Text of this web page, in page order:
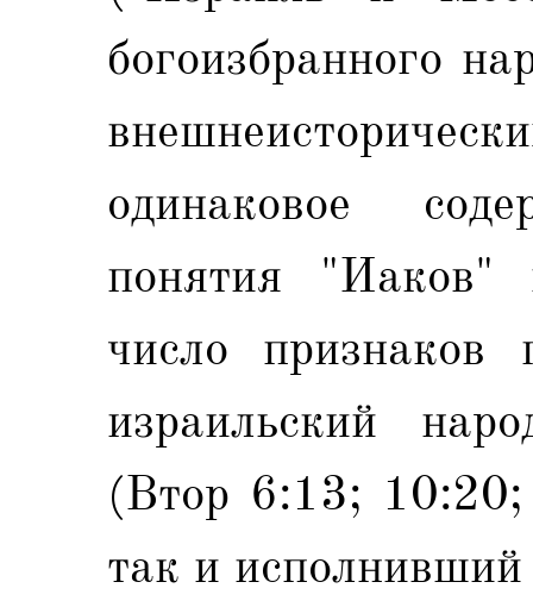
богоизбранного
одинаковое
понятия
число
израильский
(Втор 6:13;
так и исполнивший